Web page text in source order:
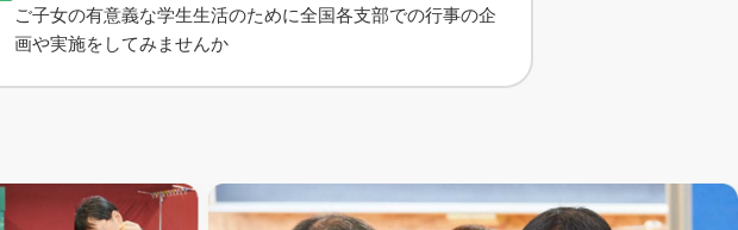
ご子女の有意義な学生生活のために全国各支部での行事の企
画や実施をしてみませんか